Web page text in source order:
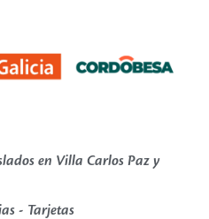
en Villa Carlos Paz y
- Tarjetas